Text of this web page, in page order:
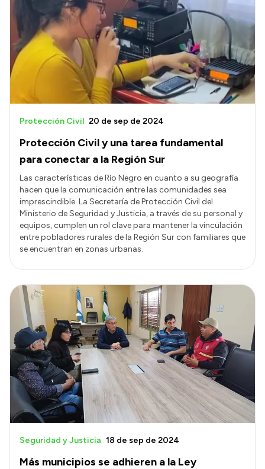
Protección Civil y una tarea fundamental
para conectar a la Región Sur
Protección Civil 20 de sep de 2024
Las características de Río Negro en cuanto a su geografía
hacen que la comunicación entre las comunidades sea
imprescindible. La Secretaría de Protección Civil del
Ministerio de Seguridad y Justicia, a través de su personal y
equipos, cumplen un rol clave para mantener la vinculación
entre pobladores rurales de la Región Sur con familiares que
se encuentran en zonas urbanas.
Más municipios se adhieren a la Ley
Seguridad y Justicia 18 de sep de 2024